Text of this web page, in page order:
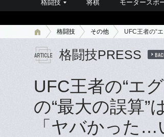
格闘技 将棋 モータースポ
格闘技 その他 UFC王者の“
格闘技PRESS
UFC王者の“エ
の“最大の誤算”
「ヤバかった…